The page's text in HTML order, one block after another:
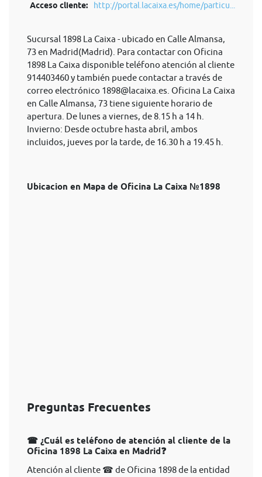
Acceso cliente: http://portal.lacaixa.es/home/particu...
Sucursal 1898 La Caixa - ubicado en Calle Almansa,
73 en Madrid(Madrid). Para contactar con Oficina
1898 La Caixa disponible teléfono atención al cliente
914403460 y también puede contactar a través de
correo electrónico 1898@lacaixa.es . Oficina La Caixa
en Calle Almansa, 73 tiene siguiente horario de
apertura. De lunes a viernes, de 8.15 h a 14 h.
Invierno: Desde octubre hasta abril, ambos
incluidos, jueves por la tarde, de 16.30 h a 19.45 h.
Ubicacion en Mapa de Oficina La Caixa №1898
Preguntas Frecuentes
☎ ¿Cuál es teléfono de atención al cliente de la
Oficina 1898 La Caixa en Madrid❓
Atención al cliente ☎ de Oficina 1898 de la entidad